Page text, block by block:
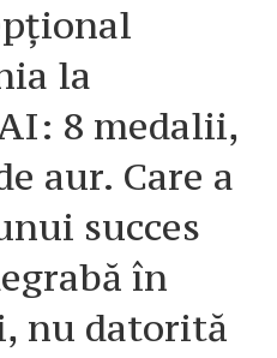
la
8 medalii,
aur. Care a
succes
în
nu datorită